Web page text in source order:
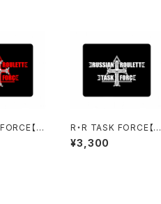
【マ
R・R TASK FORCE【マ
ウスパッド】弐
¥3,300